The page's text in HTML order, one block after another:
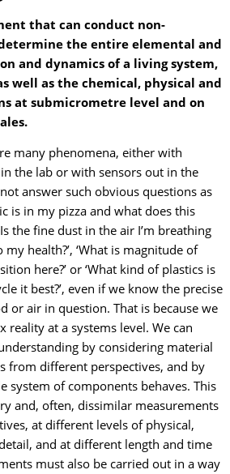
that can conduct non-
the entire elemental and
and dynamics of a living system,
well as the chemical, physical and
at submicrometre level and on
many phenomena, either with
the lab or with sensors out in the
answer such obvious questions as
is in my pizza and what does this
the fine dust in the air I’m breathing
health?’, ‘What is magnitude of
here?’ or ‘What kind of plastics is
it best?’, even if we know the precise
or air in question. That is because we
reality at a systems level. We can
by considering material
from different perspectives, and by
system of components behaves. This
and, often, dissimilar measurements
at different levels of physical,
and at different length and time
must also be carried out in a way